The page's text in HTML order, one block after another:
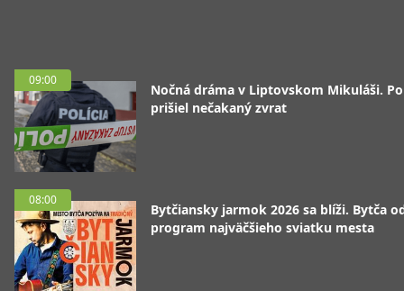
09:00
Nočná dráma v Liptovskom Mikuláši.
prišiel nečakaný zvrat
08:00
Bytčiansky jarmok 2026 sa blíži. Bytča
program najväčšieho sviatku mesta